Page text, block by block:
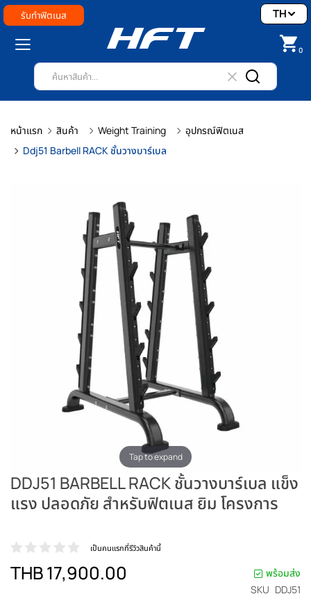
รับทำฟิตเนส
0
TH
หน้าแรก สินค้า Weight Training
อุปกรณ์ฟิตเนส
Ddj51 Barbell RACK ชั้นวางบาร์เบล
Tap to expand
DDJ51 BARBELL RACK ชั้นวางบาร์เบล แข็ง
แรง ปลอดภัย สำหรับฟิตเนส ยิม โครงการ
เป็นคนแรกที่รีวิวสินค้านี้
THB 17,900.00
พร้อมส่ง
SKU DDJ51